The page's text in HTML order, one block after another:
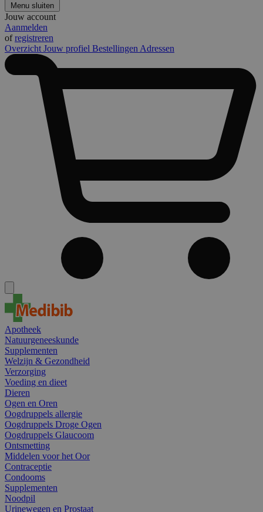
Menu sluiten
Jouw account
Aanmelden
ofregistreren
Overzicht Jouw profiel Bestellingen Adressen
Apotheek
Natuurgeneeskunde
Supplementen
Welzijn & Gezondheid
Verzorging
Voeding en dieet
Dieren
Ogen en Oren
Oogdruppels allergie
Oogdruppels Droge Ogen
Oogdruppels Glaucoom
Ontsmetting
Middelen voor het Oor
Contraceptie
Condooms
Supplementen
Noodpil
Urinewegen en Prostaat